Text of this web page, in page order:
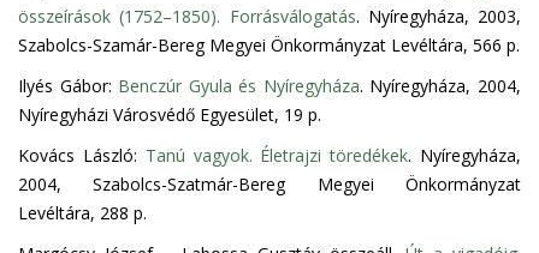
összeírások (1752–1850). Forrásválogatás. Nyíregyháza, 2003,
Szabolcs-Szamár-Bereg Megyei Önkormányzat Levéltára, 566 p.
Ilyés Gábor: Benczúr Gyula és Nyíregyháza. Nyíregyháza, 2004,
Nyíregyházi Városvédő Egyesület, 19 p.
Kovács László: Tanú vagyok. Életrajzi töredékek. Nyíregyháza,
2004, Szabolcs-Szatmár-Bereg Megyei Önkormányzat
Levéltára, 288 p.